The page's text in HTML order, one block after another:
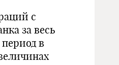
с
за весь
в